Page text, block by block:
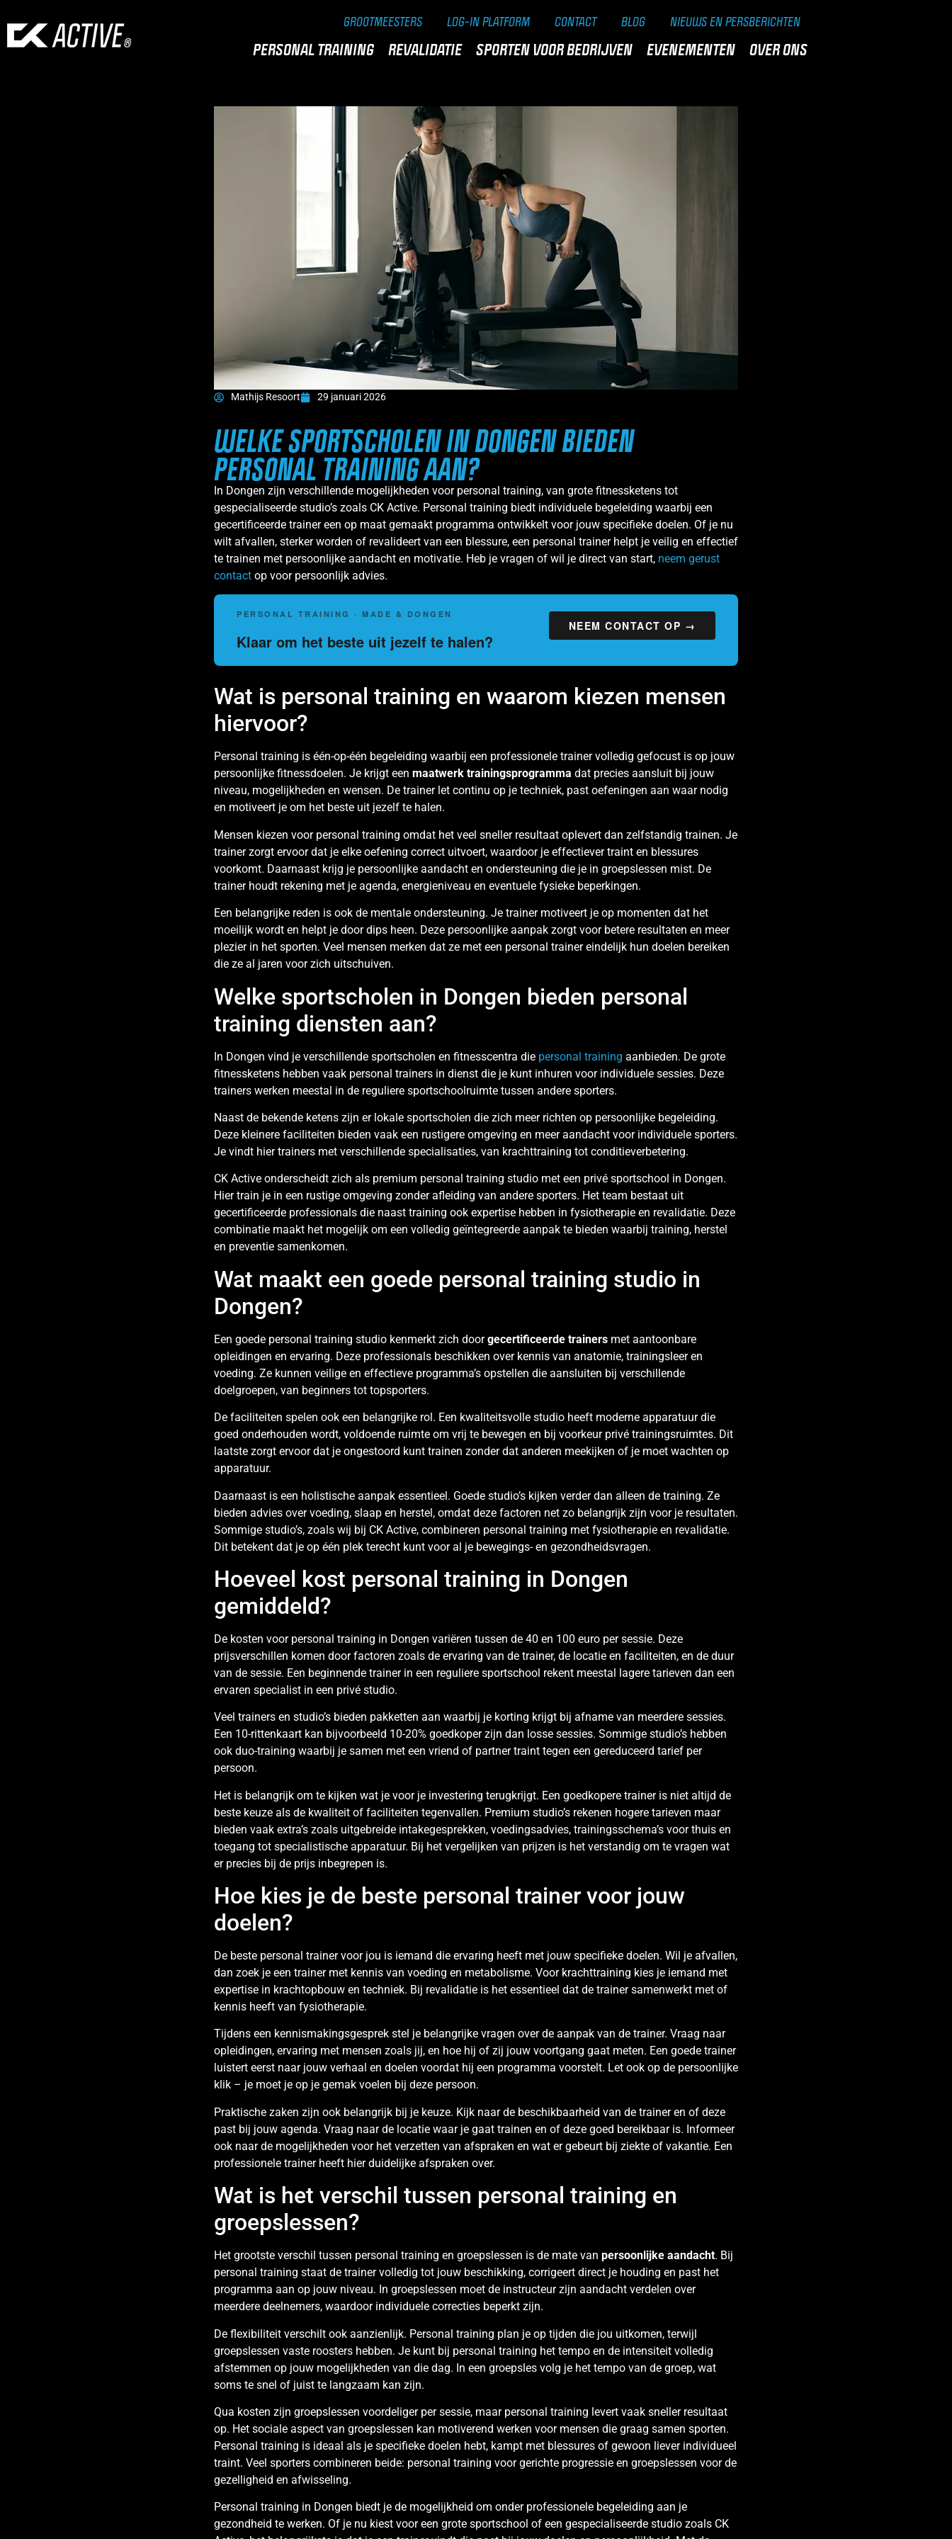
GROOTMEESTERS LOG-IN PLATFORM CONTACT BLOG NIEUWS EN PERSBERICHTEN
PERSONAL TRAINING REVALIDATIE SPORTEN VOOR BEDRIJVEN EVENEMENTEN OVER ONS
Mathijs Resoort 29 januari 2026
WELKE SPORTSCHOLEN IN DONGEN BIEDEN
PERSONAL TRAINING AAN?
In Dongen zijn verschillende mogelijkheden voor personal training, van grote fitnessketens tot
gespecialiseerde studio’s zoals CK Active. Personal training biedt individuele begeleiding waarbij een
gecertificeerde trainer een op maat gemaakt programma ontwikkelt voor jouw specifieke doelen. Of je nu
wilt afvallen, sterker worden of revalideert van een blessure, een personal trainer helpt je veilig en effectief
te trainen met persoonlijke aandacht en motivatie. Heb je vragen of wil je direct van start, neem gerust
contact op voor persoonlijk advies.
PERSONAL TRAINING · MADE & DONGEN
Klaar om het beste uit jezelf te halen?
NEEM CONTACT OP →
Wat is personal training en waarom kiezen mensen
hiervoor?
Personal training is één-op-één begeleiding waarbij een professionele trainer volledig gefocust is op jouw
persoonlijke fitnessdoelen. Je krijgt een maatwerk trainingsprogramma dat precies aansluit bij jouw
niveau, mogelijkheden en wensen. De trainer let continu op je techniek, past oefeningen aan waar nodig
en motiveert je om het beste uit jezelf te halen.
Mensen kiezen voor personal training omdat het veel sneller resultaat oplevert dan zelfstandig trainen. Je
trainer zorgt ervoor dat je elke oefening correct uitvoert, waardoor je effectiever traint en blessures
voorkomt. Daarnaast krijg je persoonlijke aandacht en ondersteuning die je in groepslessen mist. De
trainer houdt rekening met je agenda, energieniveau en eventuele fysieke beperkingen.
Een belangrijke reden is ook de mentale ondersteuning. Je trainer motiveert je op momenten dat het
moeilijk wordt en helpt je door dips heen. Deze persoonlijke aanpak zorgt voor betere resultaten en meer
plezier in het sporten. Veel mensen merken dat ze met een personal trainer eindelijk hun doelen bereiken
die ze al jaren voor zich uitschuiven.
Welke sportscholen in Dongen bieden personal
training diensten aan?
In Dongen vind je verschillende sportscholen en fitnesscentra die personal training aanbieden. De grote
fitnessketens hebben vaak personal trainers in dienst die je kunt inhuren voor individuele sessies. Deze
trainers werken meestal in de reguliere sportschoolruimte tussen andere sporters.
Naast de bekende ketens zijn er lokale sportscholen die zich meer richten op persoonlijke begeleiding.
Deze kleinere faciliteiten bieden vaak een rustigere omgeving en meer aandacht voor individuele sporters.
Je vindt hier trainers met verschillende specialisaties, van krachttraining tot conditieverbetering.
CK Active onderscheidt zich als premium personal training studio met een privé sportschool in Dongen.
Hier train je in een rustige omgeving zonder afleiding van andere sporters. Het team bestaat uit
gecertificeerde professionals die naast training ook expertise hebben in fysiotherapie en revalidatie. Deze
combinatie maakt het mogelijk om een volledig geïntegreerde aanpak te bieden waarbij training, herstel
en preventie samenkomen.
Wat maakt een goede personal training studio in
Dongen?
Een goede personal training studio kenmerkt zich doorgecertificeerde trainers met aantoonbare
opleidingen en ervaring. Deze professionals beschikken over kennis van anatomie, trainingsleer en
voeding. Ze kunnen veilige en effectieve programma’s opstellen die aansluiten bij verschillende
doelgroepen, van beginners tot topsporters.
De faciliteiten spelen ook een belangrijke rol. Een kwaliteitsvolle studio heeft moderne apparatuur die
goed onderhouden wordt, voldoende ruimte om vrij te bewegen en bij voorkeur privé trainingsruimtes. Dit
laatste zorgt ervoor dat je ongestoord kunt trainen zonder dat anderen meekijken of je moet wachten op
apparatuur.
Daarnaast is een holistische aanpak essentieel. Goede studio’s kijken verder dan alleen de training. Ze
bieden advies over voeding, slaap en herstel, omdat deze factoren net zo belangrijk zijn voor je resultaten.
Sommige studio’s, zoals wij bij CK Active, combineren personal training met fysiotherapie en revalidatie.
Dit betekent dat je op één plek terecht kunt voor al je bewegings- en gezondheidsvragen.
Hoeveel kost personal training in Dongen
gemiddeld?
De kosten voor personal training in Dongen variëren tussen de 40 en 100 euro per sessie. Deze
prijsverschillen komen door factoren zoals de ervaring van de trainer, de locatie en faciliteiten, en de duur
van de sessie. Een beginnende trainer in een reguliere sportschool rekent meestal lagere tarieven dan een
ervaren specialist in een privé studio.
Veel trainers en studio’s bieden pakketten aan waarbij je korting krijgt bij afname van meerdere sessies.
Een 10-rittenkaart kan bijvoorbeeld 10-20% goedkoper zijn dan losse sessies. Sommige studio’s hebben
ook duo-training waarbij je samen met een vriend of partner traint tegen een gereduceerd tarief per
persoon.
Het is belangrijk om te kijken wat je voor je investering terugkrijgt. Een goedkopere trainer is niet altijd de
beste keuze als de kwaliteit of faciliteiten tegenvallen. Premium studio’s rekenen hogere tarieven maar
bieden vaak extra’s zoals uitgebreide intakegesprekken, voedingsadvies, trainingsschema’s voor thuis en
toegang tot specialistische apparatuur. Bij het vergelijken van prijzen is het verstandig om te vragen wat
er precies bij de prijs inbegrepen is.
Hoe kies je de beste personal trainer voor jouw
doelen?
De beste personal trainer voor jou is iemand die ervaring heeft met jouw specifieke doelen. Wil je afvallen,
dan zoek je een trainer met kennis van voeding en metabolisme. Voor krachttraining kies je iemand met
expertise in krachtopbouw en techniek. Bij revalidatie is het essentieel dat de trainer samenwerkt met of
kennis heeft van fysiotherapie.
Tijdens een kennismakingsgesprek stel je belangrijke vragen over de aanpak van de trainer. Vraag naar
opleidingen, ervaring met mensen zoals jij, en hoe hij of zij jouw voortgang gaat meten. Een goede trainer
luistert eerst naar jouw verhaal en doelen voordat hij een programma voorstelt. Let ook op de persoonlijke
klik – je moet je op je gemak voelen bij deze persoon.
Praktische zaken zijn ook belangrijk bij je keuze. Kijk naar de beschikbaarheid van de trainer en of deze
past bij jouw agenda. Vraag naar de locatie waar je gaat trainen en of deze goed bereikbaar is. Informeer
ook naar de mogelijkheden voor het verzetten van afspraken en wat er gebeurt bij ziekte of vakantie. Een
professionele trainer heeft hier duidelijke afspraken over.
Wat is het verschil tussen personal training en
groepslessen?
Het grootste verschil tussen personal training en groepslessen is de mate van persoonlijke aandacht. Bij
personal training staat de trainer volledig tot jouw beschikking, corrigeert direct je houding en past het
programma aan op jouw niveau. In groepslessen moet de instructeur zijn aandacht verdelen over
meerdere deelnemers, waardoor individuele correcties beperkt zijn.
De flexibiliteit verschilt ook aanzienlijk. Personal training plan je op tijden die jou uitkomen, terwijl
groepslessen vaste roosters hebben. Je kunt bij personal training het tempo en de intensiteit volledig
afstemmen op jouw mogelijkheden van die dag. In een groepsles volg je het tempo van de groep, wat
soms te snel of juist te langzaam kan zijn.
Qua kosten zijn groepslessen voordeliger per sessie, maar personal training levert vaak sneller resultaat
op. Het sociale aspect van groepslessen kan motiverend werken voor mensen die graag samen sporten.
Personal training is ideaal als je specifieke doelen hebt, kampt met blessures of gewoon liever individueel
traint. Veel sporters combineren beide: personal training voor gerichte progressie en groepslessen voor de
gezelligheid en afwisseling.
Personal training in Dongen biedt je de mogelijkheid om onder professionele begeleiding aan je
gezondheid te werken. Of je nu kiest voor een grote sportschool of een gespecialiseerde studio zoals CK